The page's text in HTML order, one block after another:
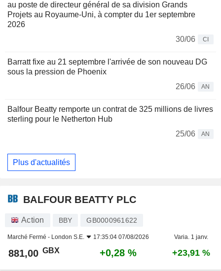
au poste de directeur général de sa division Grands
Projets au Royaume-Uni, à compter du 1er septembre
2026
30/06
CI
Barratt fixe au 21 septembre l'arrivée de son nouveau DG
sous la pression de Phoenix
26/06
AN
Balfour Beatty remporte un contrat de 325 millions de livres
sterling pour le Netherton Hub
25/06
AN
Plus d'actualités
BALFOUR BEATTY PLC
Action BBY GB0000961622
Marché Fermé - London S.E. 17:35:04 07/08/2026 Varia. 1 janv.
881,00 GBX +0,28 % +23,91 %